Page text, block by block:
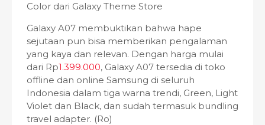
Color dari Galaxy Theme Store
Galaxy A07 membuktikan bahwa hape
sejutaan pun bisa memberikan pengalaman
yang kaya dan relevan. Dengan harga mulai
dari Rp1.399.000, Galaxy A07 tersedia di toko
offline dan online Samsung di seluruh
Indonesia dalam tiga warna trendi, Green, Light
Violet dan Black, dan sudah termasuk bundling
travel adapter. (Ro)